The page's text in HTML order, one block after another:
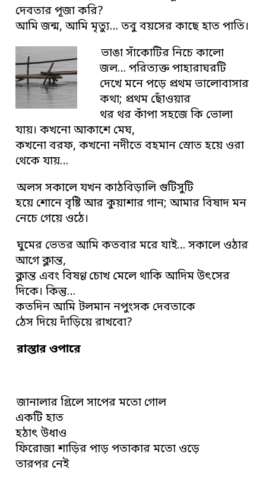
দেবতার পূজা করি?
আমি জন্ম, আমি মৃত্যু… তবু বয়সের কাছে হাত পাতি।
ভাঙা সাঁকোটির নিচে কালো
জল… পরিত্যক্ত পাহারাঘরটি
দেখে মনে পড়ে প্রথম ভালোবাসার
কথা; প্রথম ছোঁওয়ার
থর থর কাঁপা সহজে কি ভোলা
যায়। কখনো আকাশে মেঘ,
কখনো বরফ, কখনো নদীতে বহমান স্রোত হয়ে ওরা
থেকে যায়…
অলস সকালে যখন কাঠবিড়ালি গুটিসুটি
হয়ে শোনে বৃষ্টি আর কুয়াশার গান; আমার বিষাদ মন
নেচে গেয়ে ওঠে।
ঘুমের ভেতর আমি কতবার মরে যাই… সকালে ওঠার
আগে ক্লান্ত,
ক্লান্ত এবং বিষণ্ণ চোখ মেলে থাকি আদিম উৎসের
দিকে। কিন্তু…
কতদিন আমি টলমান নপুংসক দেবতাকে
ঠেস দিয়ে দাঁড়িয়ে রাখবো?
রাস্তার ওপারে
জানালার গ্রিলে সাপের মতো গোল
একটি হাত
হঠাৎ উধাও
ফিরোজা শাড়ির পাড় পতাকার মতো ওড়ে
তারপর নেই